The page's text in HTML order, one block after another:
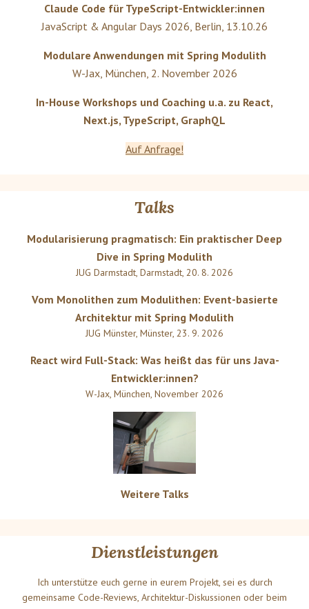
Claude Code für TypeScript-Entwickler:innen
JavaScript & Angular Days 2026 Berlin 13.10.26
Modulare Anwendungen mit Spring Modulith
W-Jax, München 2. November 2026
In-House Workshops und Coaching u.a. zu React,
Next.js, TypeScript, GraphQL
Auf Anfrage!
Talks
Modularisierung pragmatisch: Ein praktischer Deep
Dive in Spring Modulith
JUG Darmstadt, Darmstadt, 20. 8. 2026
Vom Monolithen zum Modulithen: Event-basierte
Architektur mit Spring Modulith
JUG Münster, Münster, 23. 9. 2026
React wird Full-Stack: Was heißt das für uns Java-
Entwickler:innen?
W-Jax, München, November 2026
Weitere Talks
Dienstleistungen
Ich unterstütze euch gerne in eurem Projekt, sei es durch
gemeinsame Code-Reviews, Architektur-Diskussionen oder beim